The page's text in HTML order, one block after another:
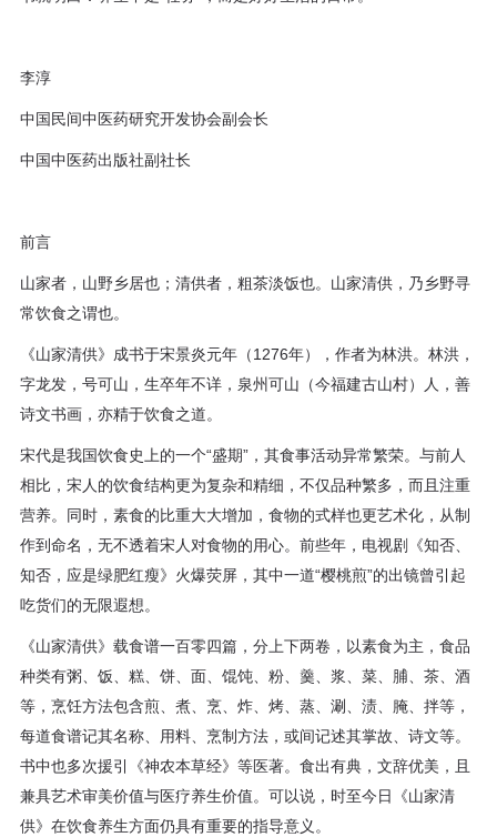
李淳
中国民间中医药研究开发协会副会长
中国中医药出版社副社长
前言
山家者，山野乡居也；清供者，粗茶淡饭也。山家清供，乃乡野寻
常饮食之谓也。
《山家清供》成书于宋景炎元年（1276年），作者为林洪。林洪，
字龙发，号可山，生卒年不详，泉州可山（今福建古山村）人，善
诗文书画，亦精于饮食之道。
宋代是我国饮食史上的一个“盛期”，其食事活动异常繁荣。与前人
相比，宋人的饮食结构更为复杂和精细，不仅品种繁多，而且注重
营养。同时，素食的比重大大增加，食物的式样也更艺术化，从制
作到命名，无不透着宋人对食物的用心。前些年，电视剧《知否、
知否，应是绿肥红瘦》火爆荧屏，其中一道“樱桃煎”的出镜曾引起
吃货们的无限遐想。
《山家清供》载食谱一百零四篇，分上下两卷，以素食为主，食品
种类有粥、饭、糕、饼、面、馄饨、粉、羹、浆、菜、脯、茶、酒
等，烹饪方法包含煎、煮、烹、炸、烤、蒸、涮、渍、腌、拌等，
每道食谱记其名称、用料、烹制方法，或间记述其掌故、诗文等。
书中也多次援引《神农本草经》等医著。食出有典，文辞优美，且
兼具艺术审美价值与医疗养生价值。可以说，时至今日《山家清
供》在饮食养生方面仍具有重要的指导意义。